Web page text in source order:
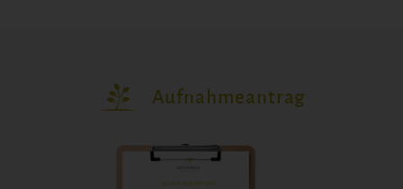
Aufnahmeantrag